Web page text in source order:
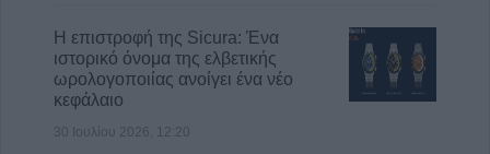
Η επιστροφή της Sicura: Ένα
ιστορικό όνομα της ελβετικής
ωρολογοποιίας ανοίγει ένα νέο
κεφάλαιο
30 Ιουλίου 2026, 12:20